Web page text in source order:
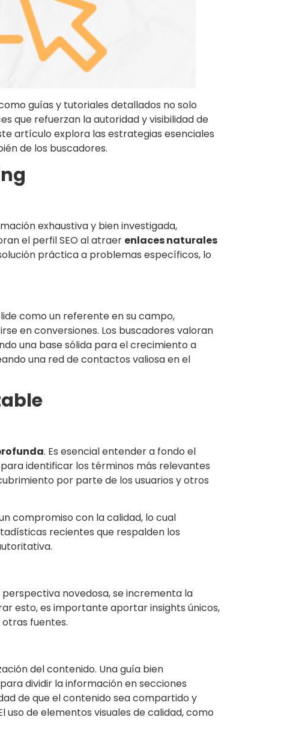
guías y tutoriales detallados no solo
que refuerzan la autoridad y visibilidad de
artículo explora las estrategias esenciales
de los buscadores.
exhaustiva y bien investigada,
el perfil SEO al atraer enlaces naturales
práctica a problemas específicos, lo
como un referente en su campo,
en conversiones. Los buscadores valoran
una base sólida para el crecimiento a
una red de contactos valiosa en el
. Es esencial entender a fondo el
identificar los términos más relevantes
por parte de los usuarios y otros
compromiso con la calidad, lo cual
recientes que respalden los
novedosa, se incrementa la
esto, es importante aportar insights únicos,
fuentes.
del contenido. Una guía bien
dividir la información en secciones
de que el contenido sea compartido y
de elementos visuales de calidad, como